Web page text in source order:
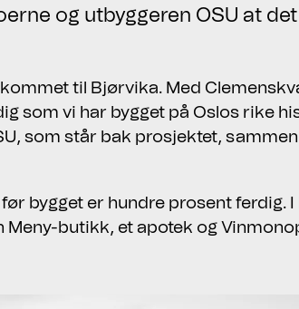
og utbyggeren OSU at
til Bjørvika. Med
som vi har bygget på Oslos rike
som står bak prosjektet, sammen
bygget er hundre prosent ferdig. I
Meny-butikk, et apotek og